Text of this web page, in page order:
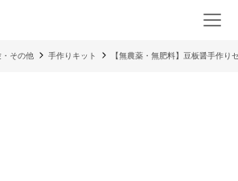
・その他 手作りキット 【無農薬・無肥料】豆板醤手作